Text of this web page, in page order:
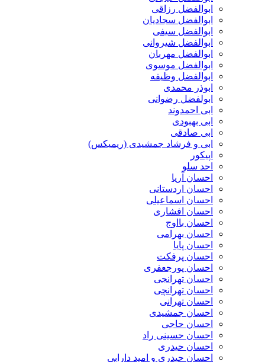
ابوالفضل رزاقی
ابوالفضل سجادیان
ابوالفضل سیفی
ابوالفضل شیروانی
ابوالفضل مهربان
ابوالفضل موسوی
ابوالفضل وظیفه
ابوذر محمدی
ابولفضل رضوانی
ابی احمدوند
ابی بهبودی
ابی صادقی
ابی و فرشاد جمشیدی (ریمیکس)
اپیکور
احد سلو
احسان آریا
احسان اردستانی
احسان اسماعیلی
احسان افشاری
احسان بااوج
احسان بهرامی
احسان پایا
احسان پرفکت
احسان پورجعفری
احسان تهرانجی
احسان تهرانچی
احسان تهرانی
احسان جمشیدی
احسان حاجی
احسان حسینی راد
احسان حیدری
احسان حیدری و امید دارابی